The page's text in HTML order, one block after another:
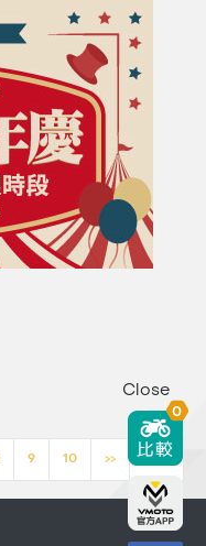
9 10 >> [23]
Close
0